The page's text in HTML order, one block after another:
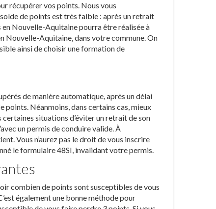
récupérer vos points. Nous vous
de points est très faible : après un retrait
en Nouvelle-Aquitaine pourra être réalisée à
Nouvelle-Aquitaine, dans votre commune. On
ainsi de choisir une formation de
de manière automatique, après un délai
points. Néanmoins, dans certains cas, mieux
situations d’éviter un retrait de son
un permis de conduire valide. À
Vous n’aurez pas le droit de vous inscrire
le formulaire 48SI, invalidant votre permis.
combien de points sont susceptibles de vous
également une bonne méthode pour